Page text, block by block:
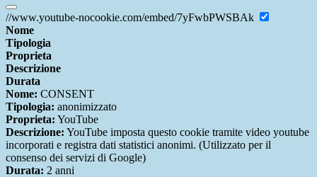
//www.youtube-nocookie.com/embed/7yFwbPWSBAk
Nome
Tipologia
Proprieta
Descrizione
Durata
Nome: CONSENT
Tipologia: anonimizzato
Proprieta: YouTube
Descrizione: YouTube imposta questo cookie tramite video youtube
incorporati e registra dati statistici anonimi. (Utilizzato per il
consenso dei servizi di Google)
Durata: 2 anni